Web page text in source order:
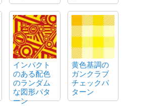
インパクト
のある配色
のランダム
な図形パタ
ーン
黄色基調の
ガンクラブ
チェックパ
ターン